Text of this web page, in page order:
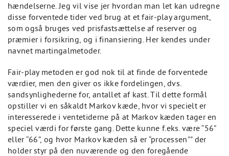
hændelserne. Jeg vil vise jer hvordan man let kan udregne
disse forventede tider ved brug at et fair-play argument,
som også bruges ved prisfastsættelse af reserver og
præmier i forsikring, og i finansiering. Her kendes under
navnet martingalmetoder.
Fair-play metoden er god nok til at finde de forventede
værdier, men den giver os ikke fordelingen, dvs.
sandsynlighederne for, antallet af kast. Til dette formål
opstiller vi en såkaldt Markov kæde, hvor vi specielt er
interesserede i ventetiderne på at Markov kæden tager en
speciel værdi for første gang. Dette kunne f.eks. være “56”
eller “66”, og hvor Markov kæden så er “processen"" der
holder styr på den nuværende og den foregående